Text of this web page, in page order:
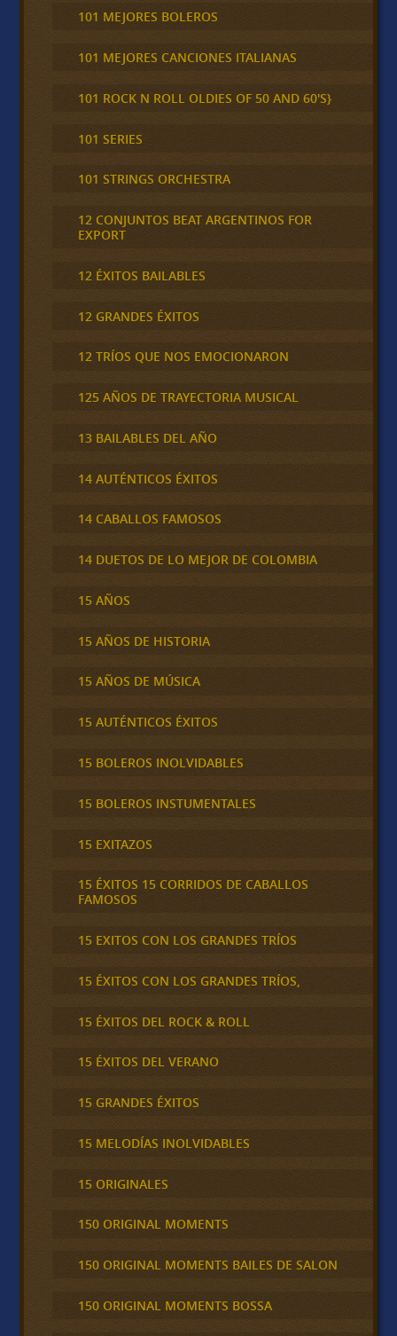
101 MEJORES BOLEROS
101 MEJORES CANCIONES ITALIANAS
101 ROCK N ROLL OLDIES OF 50 AND 60'S}
101 SERIES
101 STRINGS ORCHESTRA
12 CONJUNTOS BEAT ARGENTINOS FOR
EXPORT
12 ÉXITOS BAILABLES
12 GRANDES ÉXITOS
12 TRÍOS QUE NOS EMOCIONARON
125 AÑOS DE TRAYECTORIA MUSICAL
13 BAILABLES DEL AÑO
14 AUTÉNTICOS ÉXITOS
14 CABALLOS FAMOSOS
14 DUETOS DE LO MEJOR DE COLOMBIA
15 AÑOS
15 AÑOS DE HISTORIA
15 AÑOS DE MÚSICA
15 AUTÉNTICOS ÉXITOS
15 BOLEROS INOLVIDABLES
15 BOLEROS INSTUMENTALES
15 EXITAZOS
15 ÉXITOS 15 CORRIDOS DE CABALLOS
FAMOSOS
15 EXITOS CON LOS GRANDES TRÍOS
15 ÉXITOS CON LOS GRANDES TRÍOS,
15 ÉXITOS DEL ROCK & ROLL
15 ÉXITOS DEL VERANO
15 GRANDES ÉXITOS
15 MELODÍAS INOLVIDABLES
15 ORIGINALES
150 ORIGINAL MOMENTS
150 ORIGINAL MOMENTS BAILES DE SALON
150 ORIGINAL MOMENTS BOSSA